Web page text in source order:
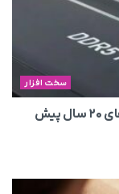
سخت افزار
تقاضای هوش مصنوعی بازار رم را به قیمت های ۲۰ سال پیش